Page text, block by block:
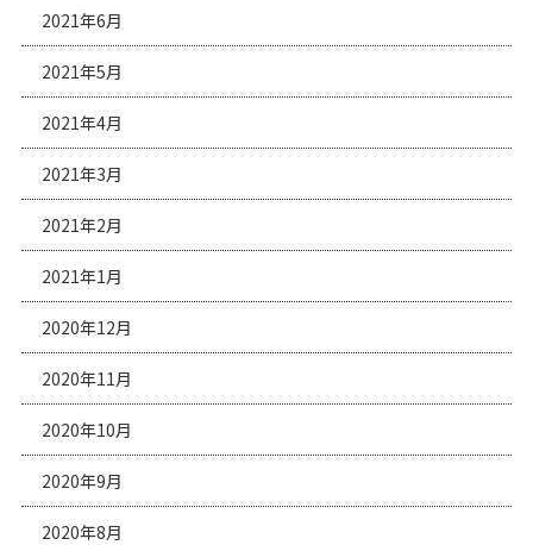
2021年6月
2021年5月
2021年4月
2021年3月
2021年2月
2021年1月
2020年12月
2020年11月
2020年10月
2020年9月
2020年8月